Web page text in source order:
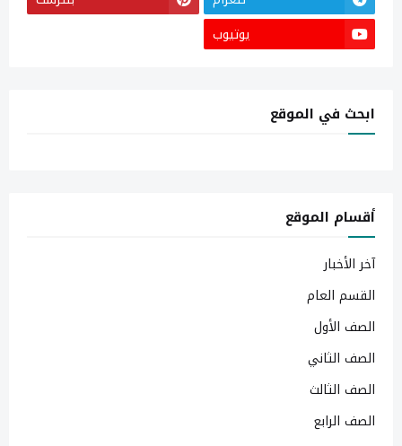
يوتيوب
ابحث في الموقع
أقسام الموقع
آخر الأخبار
القسم العام
الصف الأول
الصف الثاني
الصف الثالث
الصف الرابع